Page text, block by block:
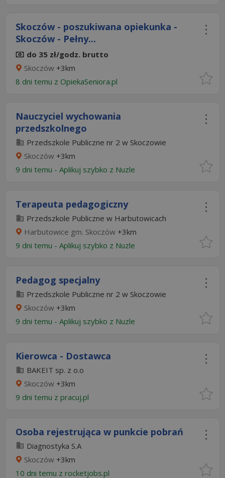
Skoczów - poszukiwana opiekunka -
Skoczów - Pełny...
do 35 zł/godz. brutto
Skoczów +3km
8 dni temu z OpiekaSeniora.pl
Nauczyciel wychowania
przedszkolnego
Przedszkole Publiczne nr 2 w Skoczowie
Skoczów +3km
9 dni temu - Aplikuj szybko z Nuzle
Terapeuta pedagogiczny
Przedszkole Publiczne w Harbutowicach
Harbutowice gm. Skoczów +3km
9 dni temu - Aplikuj szybko z Nuzle
Pedagog specjalny
Przedszkole Publiczne nr 2 w Skoczowie
Skoczów +3km
9 dni temu - Aplikuj szybko z Nuzle
Kierowca - Dostawca
BAKEIT sp. z o.o
Skoczów +3km
9 dni temu z pracuj.pl
Osoba rejestrująca w punkcie pobrań
Diagnostyka S.A
Skoczów +3km
10 dni temu z rocketjobs.pl